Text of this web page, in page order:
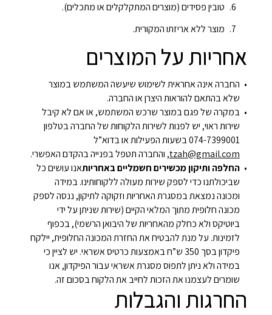
טובין פסידים (מוצרים המתקלקלים או מתכלים).
מוצר ללא אריזתו המקורית.
אחריות על המוצרים
החברה אינה אחראית לשימוש שיעשה המשתמש במוצר
שלא בהתאם להוראות היצרן או החברה.
במקרה של פגם במוצר שרכש המשתמש, או אם לא קיבל
שירות ראוי, יש לפנות לשירות הלקוחות של החברה בטלפון
074-7399001 בשעות הפעילות או בדוא”ל
tzah@gmail.com, והחברה תטפל בפנייה בהקדם האפשרי.
החלפה ותיקון מכשירים חשמליים באחריותאנו עושים כל
שביכולתנו כדי לספק שירות מעולה ללקוחותינו. במידה
ומכונה נמצאת במסגרת האחריות וזקוקה לתיקון, ננסה לספק
מכונה חלופית מתוך המלאי הקיים (שירות שניתן על ידי
ביוטיקס ולא כחלק מהאחריות של היבואן הרשמי), בכפוף
לזמינות. על מנת להבטיח את החזרת המכונה החלופית, יילקח
פיקדון בסך 350 ש”ח באמצעות כרטיס אשראי. יש לציין כי
במידה ולא ניתן לתפוס מסגרת אשראי עבור הפיקדון, אנו
שומרים לעצמנו את הזכות לחייב את הלקוח בסכום זה.
החרגות והגבלות